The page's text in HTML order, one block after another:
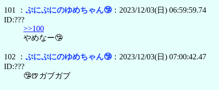
101 ： ぷにぷにのゆめちゃん🤥：2023/12/03(日) 06:59:59.74
ID:???
>>100
やめなー🤥
102 ： ぷにぷにのゆめちゃん🤥：2023/12/03(日) 07:00:42.47
ID:???
🤥🍺ガブガブ